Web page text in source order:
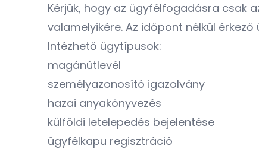
Kérjük, hogy az ügyfélfogadásra csak
valamelyikére. Az időpont nélkül
Intézhető ügytípusok:
magánútlevél
személyazonosító igazolvány
hazai anyakönyvezés
külföldi letelepedés bejelentése
ügyfélkapu regisztráció